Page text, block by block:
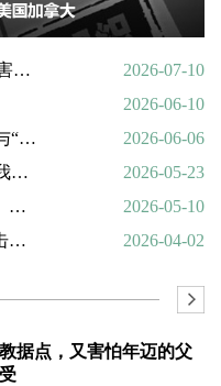
英政府官方发文：“全能神” 受害说辞不实，英国拒为邪教提供庇护
2026-07-10
2026-06-10
神坛背后的凡人闹剧：赵维山与“女基督”杨向斌的隐秘家庭史
2026-06-06
韩国网友：我非常肯定，因为我亲眼所见。
2026-05-23
戳破“全能神”篡改诋毁《圣经》的荒谬本质
2026-05-10
重磅信息：4月1日"全能神"攻击天主教
2026-04-02
据点，又害怕年迈的父